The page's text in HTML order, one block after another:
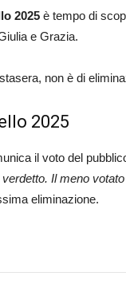
2025 è tempo di
e Grazia.
non è di
2025
il voto del
Il meno
eliminazione.